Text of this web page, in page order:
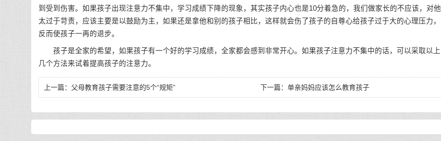
到受到伤害。如果孩子出现注意力不集中，学习成绩下降的现象，其实孩子内心也是10分着急的，我们做家长的不应该，对他
太过于苛责，应该主要是以鼓励为主，如果还是拿他和别的孩子相比，这样就会伤了孩子的自尊心给孩子过于大的心理压力，
反而使孩子一再的退步。
孩子是全家的希望，如果孩子有一个好的学习成绩，全家都会感到非常开心。如果孩子注意力不集中的话，可以采取以上
几个方法来试着提高孩子的注意力。
上一篇： 父母教育孩子需要注意的5个“规矩” 下一篇：单亲妈妈应该怎么教育孩子